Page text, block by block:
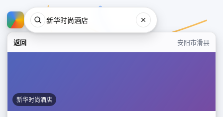
返回 安阳市滑县
新华时尚酒店